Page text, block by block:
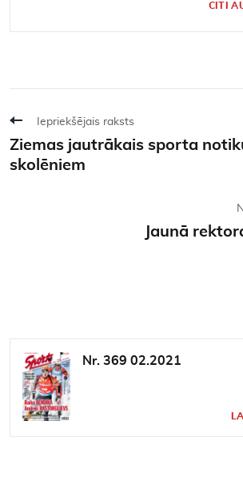
CITI
Iepriekšējais raksts
Ziemas jautrākais sporta
skolēniem
Jaunā
Nr. 369 02.2021